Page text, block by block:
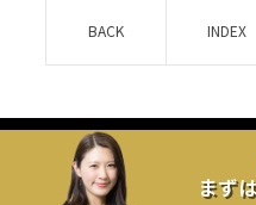
BACK INDEX
まず